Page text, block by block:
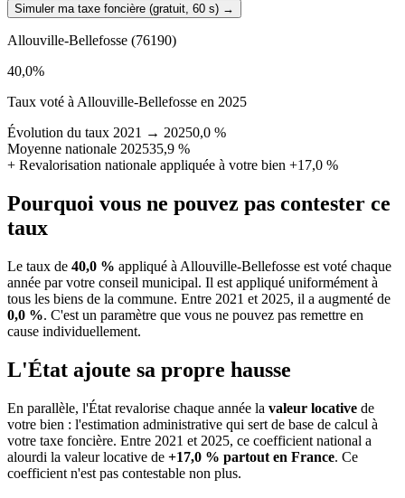
Simuler ma taxe foncière (gratuit, 60 s) →
Allouville-Bellefosse (76190)
40,0%
Taux voté à Allouville-Bellefosse en 2025
Évolution du taux 2021 → 20250,0 %
Moyenne nationale 202535,9 %
+ Revalorisation nationale appliquée à votre bien +17,0 %
Pourquoi vous ne pouvez pas contester ce
taux
Le taux de 40,0 % appliqué à Allouville-Bellefosse est voté chaque
année par votre conseil municipal. Il est appliqué uniformément à
tous les biens de la commune. Entre 2021 et 2025, il a augmenté de
0,0 %. C'est un paramètre que vous ne pouvez pas remettre en
cause individuellement.
L'État ajoute sa propre hausse
En parallèle, l'État revalorise chaque année la valeur locative de
votre bien : l'estimation administrative qui sert de base de calcul à
votre taxe foncière. Entre 2021 et 2025, ce coefficient national a
alourdi la valeur locative de +17,0 % partout en France. Ce
coefficient n'est pas contestable non plus.